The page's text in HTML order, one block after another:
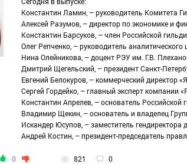
Константин Ламин, – руководитель Комитета
Алексей Разумов, – директор по экономике и
Константин Барсуков, – член Российской
Олег Репченко, – руководитель
Нина Олейникова, – доцент РЭУ им. Г.В.
Дмитрий Щегельский, – президент Санкт-
Евгений Белокуров, – коммерческий директор
Сергей Гордейко, – главный эксперт компании
Константин Апрелев, – основатель Российской
Владимир Щекин, – основатель и владелец
Искандер Юсупов, – заместитель гендиректора
Андрей Костин, – президент-председатель
0 821 0